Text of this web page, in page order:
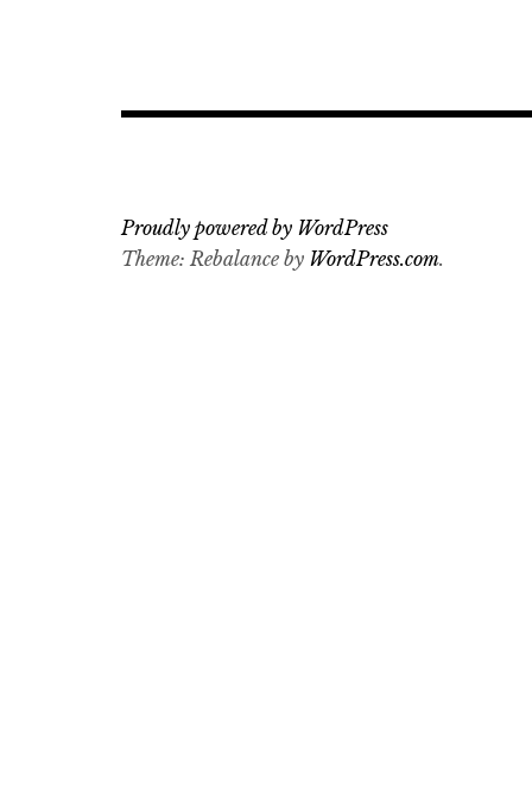
Proudly powered by WordPress
Theme: Rebalance by WordPress.com.